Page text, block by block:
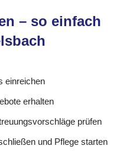
– so einfach
einreichen
erhalten
prüfen
und Pflege starten